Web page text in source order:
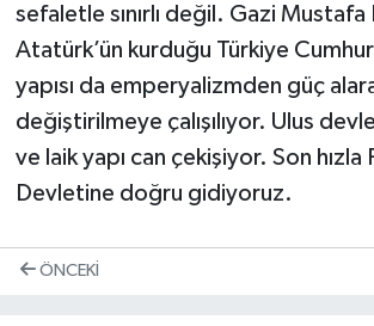
sefaletle sınırlı değil. Gazi Mustafa
Atatürk’ün kurduğu Türkiye
yapısı da emperyalizmden güç
değiştirilmeye çalışılıyor. Ulus
ve laik yapı can çekişiyor. Son hızla
Devletine doğru gidiyoruz.
ÖNCEKI